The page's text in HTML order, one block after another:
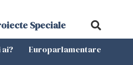
Speciale
Europarlamentare